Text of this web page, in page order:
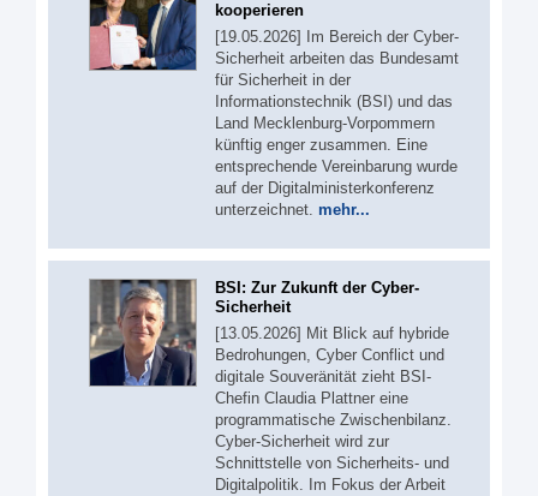
kooperieren
[19.05.2026] Im Bereich der Cyber-
Sicherheit arbeiten das Bundesamt
für Sicherheit in der
Informationstechnik (BSI) und das
Land Mecklenburg-Vorpommern
künftig enger zusammen. Eine
entsprechende Vereinbarung wurde
auf der Digitalministerkonferenz
unterzeichnet. mehr...
BSI: Zur Zukunft der Cyber-
Sicherheit
[13.05.2026] Mit Blick auf hybride
Bedrohungen, Cyber Conflict und
digitale Souveränität zieht BSI-
Chefin Claudia Plattner eine
programmatische Zwischenbilanz.
Cyber-Sicherheit wird zur
Schnittstelle von Sicherheits- und
Digitalpolitik. Im Fokus der Arbeit